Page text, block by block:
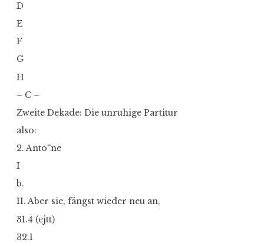
D
E
F
G
H
– C –
Zweite Dekade: Die unruhige Partitur
also:
2. Anto“ne
I
b.
II. Aber sie, fängst wieder neu an,
31.4 (ejtt)
32.1